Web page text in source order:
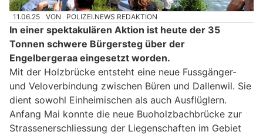
11.06.25 VON POLIZEI.NEWS REDAKTION
In einer spektakulären Aktion ist heute der 35
Tonnen schwere Bürgersteg über der
Engelbergeraa eingesetzt worden.
Mit der Holzbrücke entsteht eine neue Fussgänger-
und Veloverbindung zwischen Büren und Dallenwil. Sie
dient sowohl Einheimischen als auch Ausflüglern.
Anfang Mai konnte die neue Buoholzbachbrücke zur
Strassenerschliessung der Liegenschaften im Gebiet